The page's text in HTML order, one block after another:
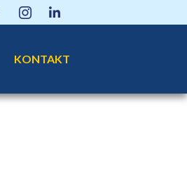
KONTAKT